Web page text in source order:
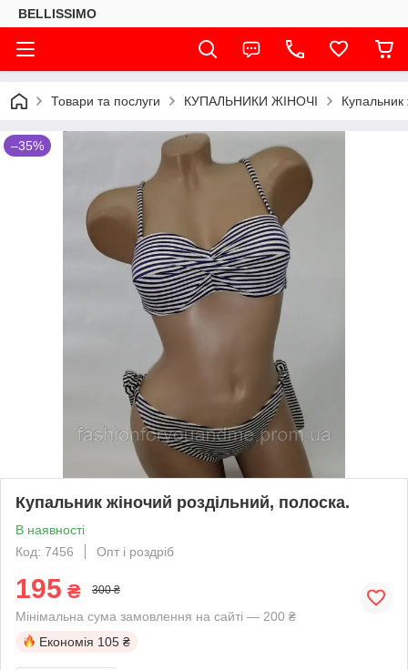
BELLISSIMO
Товари та послуги КУПАЛЬНИКИ ЖІНОЧІ Купальник
–35%
Купальник жіночий роздільний, полоска.
В наявності
Код: 7456
Опт і роздріб
195 ₴ 300 ₴
Мінімальна сума замовлення на сайті — 200 ₴
Економія 105 ₴